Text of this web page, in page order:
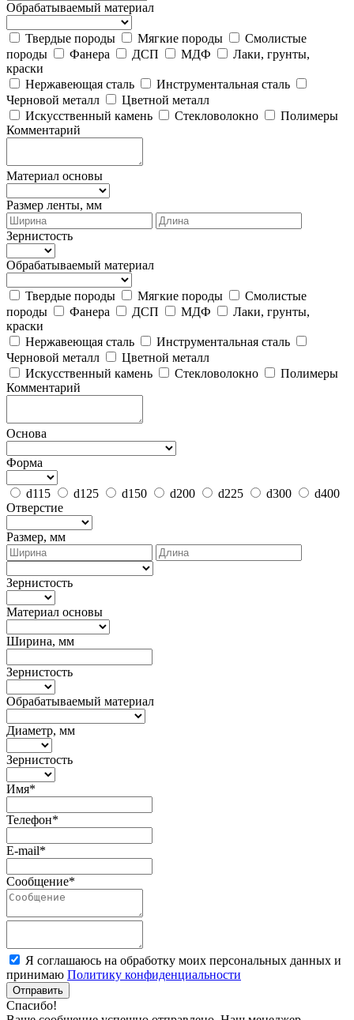
Обрабатываемый материал
Твердые породы Мягкие породы
Смолистые
породы
Фанера ДСП МДФ
Лаки, грунты,
краски
Нержавеющая сталь
Инструментальная сталь
Черновой металл
Цветной металл
Искусственный камень
Стекловолокно
Полимеры
Комментарий
Материал основы
Размер ленты, мм
Зернистость
Обрабатываемый материал
Твердые породы Мягкие породы
Смолистые
породы
Фанера ДСП МДФ
Лаки, грунты,
краски
Нержавеющая сталь
Инструментальная сталь
Черновой металл
Цветной металл
Искусственный камень
Стекловолокно
Полимеры
Комментарий
Основа
Форма
d115 d125 d150 d200 d225 d300
d400
Отверстие
Размер, мм
Зернистость
Материал основы
Ширина, мм
Зернистость
Обрабатываемый материал
Диаметр, мм
Зернистость
Имя*
Телефон*
E-mail*
Сообщение*
Я соглашаюсь на обработку моих персональных данных и
принимаю Политику конфиденциальности
Отправить
Спасибо!